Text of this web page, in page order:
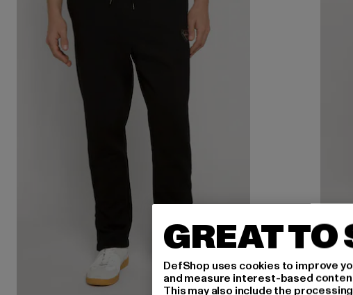
GREAT TO
DefShop uses cookies to improve
and measure interest-based
This may also include the